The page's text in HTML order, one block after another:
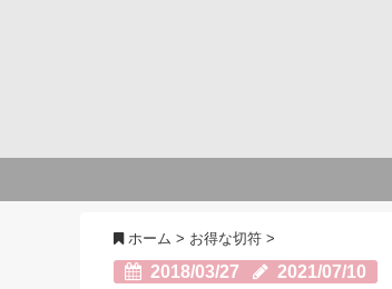
ホーム > お得な切符 >
2018/03/27 2021/07/10